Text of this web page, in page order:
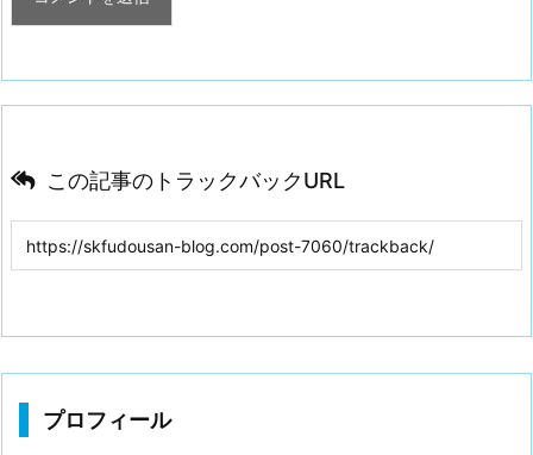
この記事のトラックバックURL
プロフィール